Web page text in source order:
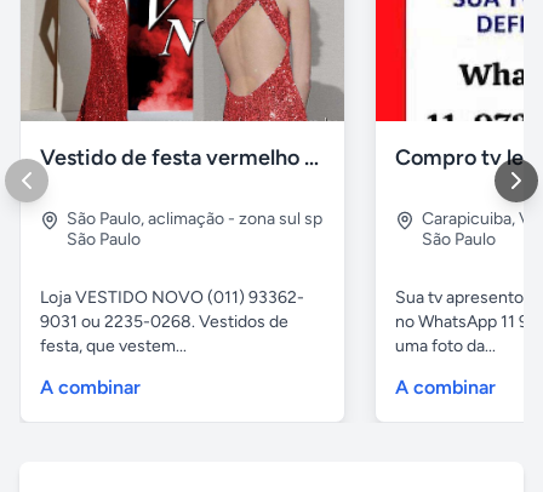
Vestido de festa vermelho com brilho e pedraria
São Paulo,aclimação - zona sul sp
São Paulo
Loja VESTIDO NOVO (011) 93362-
9031 ou 2235-0268. Vestidos de
festa, que vestem...
A combinar
Compro tv
Carapicuiba,
São Paulo
Sua tv apresentou
no WhatsApp 11
uma foto da...
A combinar